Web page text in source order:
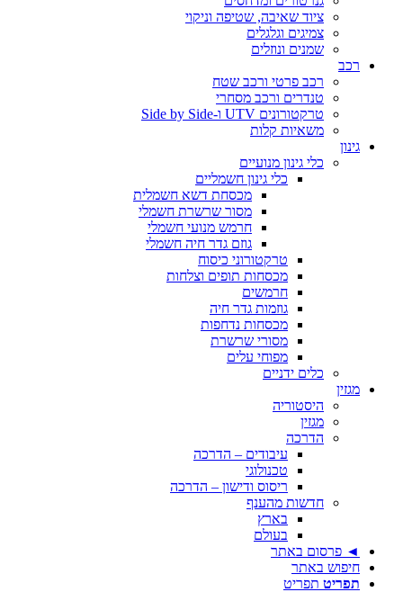
ציוד שאיבה, שטיפה וניקוי
צמיגים וגלגלים
שמנים ונוזלים
רכב
רכב פרטי ורכב שטח
טנדרים ורכב מסחרי
טרקטורונים UTV ו-Side by Side
משאיות קלות
גינון
כלי גינון מנועיים
כלי גינון חשמליים
מכסחת דשא חשמלית
מסור שרשרת חשמלי
חרמש מנועי חשמלי
גוזם גדר חיה חשמלי
טרקטורוני כיסוח
מכסחות תופים וצלחות
חרמשים
גוזמות גדר חיה
מכסחות נדחפות
מסורי שרשרת
מפוחי עלים
כלים ידניים
מגזין
היסטוריה
מגזין
הדרכה
עיבודים – הדרכה
טכנולוגי
ריסוס ודישון – הדרכה
חדשות מהענף
בארץ
בעולם
◄ פרסום באתר
חיפוש באתר
תפריט תפריט